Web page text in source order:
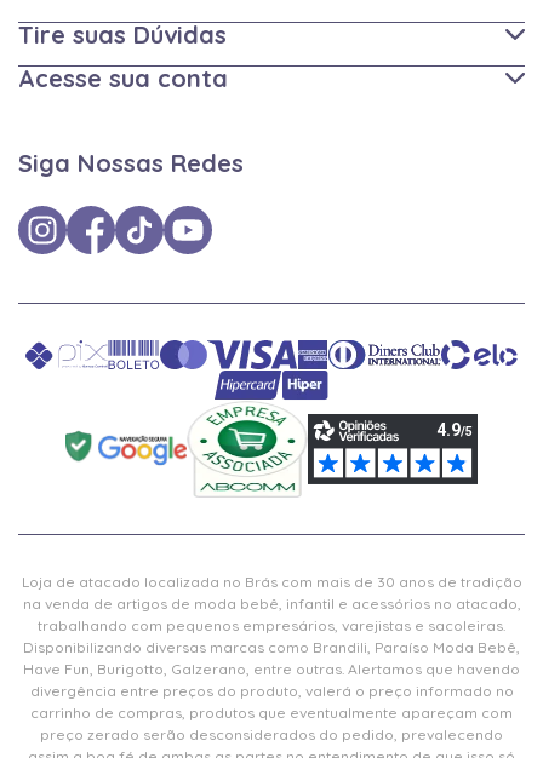
Tire suas Dúvidas
Acesse sua conta
Siga Nossas Redes
Loja de atacado localizada no Brás com mais de 30 anos de tradição
na venda de artigos de moda bebê, infantil e acessórios no atacado,
trabalhando com pequenos empresários, varejistas e sacoleiras.
Disponibilizando diversas marcas como Brandili, Paraíso Moda Bebê,
Have Fun, Burigotto, Galzerano, entre outras. Alertamos que havendo
divergência entre preços do produto, valerá o preço informado no
carrinho de compras, produtos que eventualmente apareçam com
preço zerado serão desconsiderados do pedido, prevalecendo